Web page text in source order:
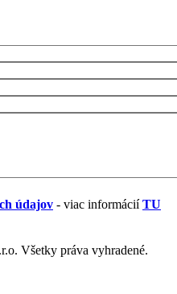
údajov - viac informáciíTU
Všetky práva vyhradené.